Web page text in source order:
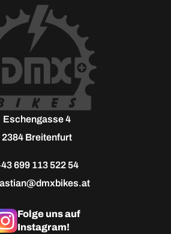
Eschengasse 4
2384 Breitenfurt
699 113 522 54
Folge uns auf
Instagram!